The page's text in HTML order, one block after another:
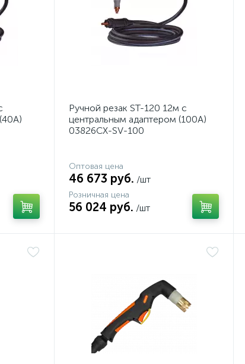
Ручной резак ST-120 12м с
центральным адаптером (100A)
03826CX-SV-100
Оптовая цена
46 673 руб. /шт
Розничная цена
56 024 руб. /шт